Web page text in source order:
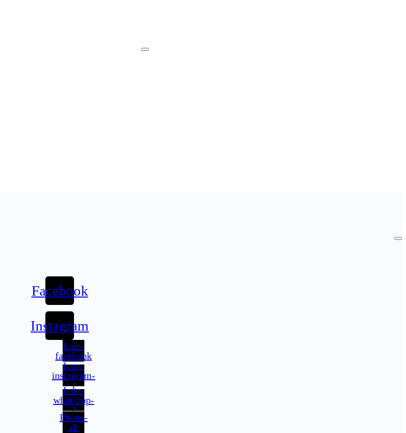
Facebook
Instagram
Icon-
facebook
Icon-
instagram-
1
Icon-
whatsapp-
2
Phone-
alt